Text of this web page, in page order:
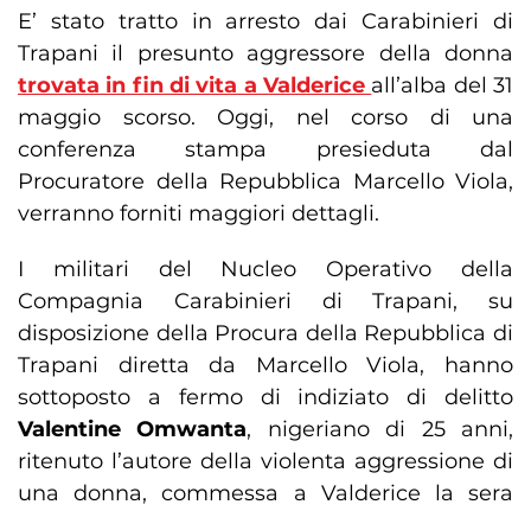
E’ stato tratto in arresto dai Carabinieri di
Trapani il presunto aggressore della donna
trovata in fin di vita a Valderice all’alba del 31
maggio scorso. Oggi, nel corso di una
conferenza stampa presieduta dal
Procuratore della Repubblica Marcello Viola,
verranno forniti maggiori dettagli.
I militari del Nucleo Operativo della
Compagnia Carabinieri di Trapani, su
disposizione della Procura della Repubblica di
Trapani diretta da Marcello Viola, hanno
sottoposto a fermo di indiziato di delitto
Valentine Omwanta, nigeriano di 25 anni,
ritenuto l’autore della violenta aggressione di
una donna, commessa a Valderice la sera